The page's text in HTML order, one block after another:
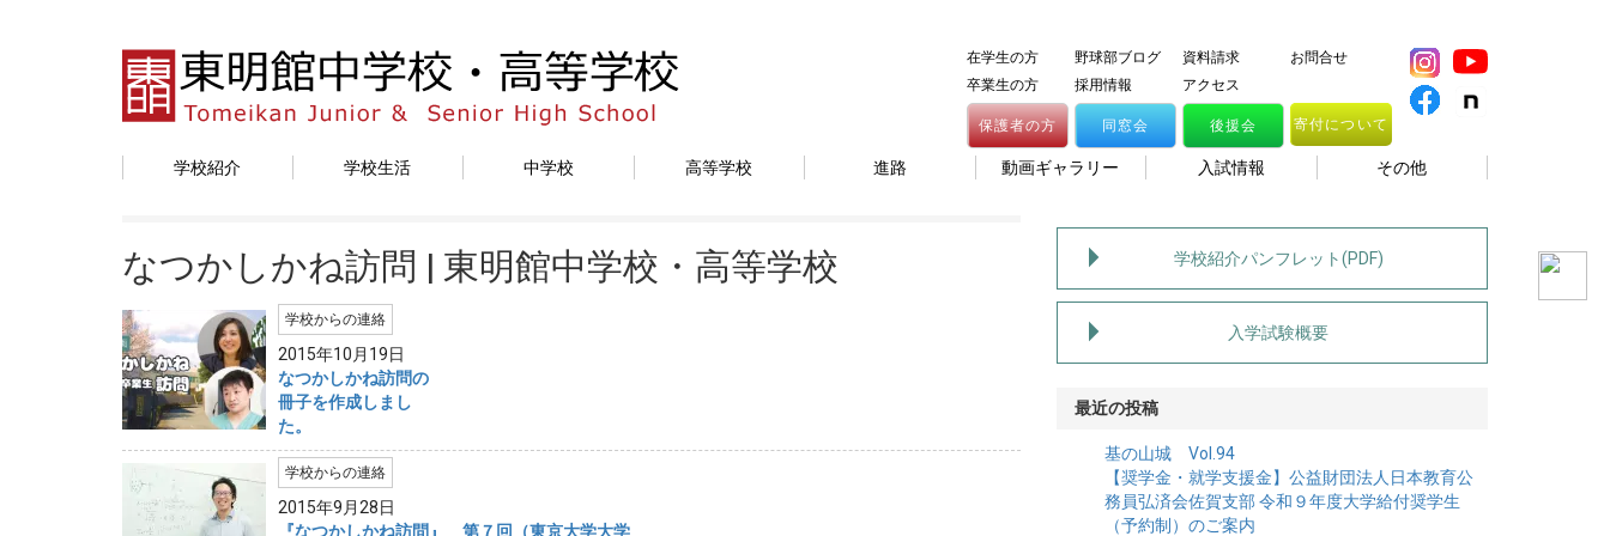
在学生の方 野球部ブログ 資料請求
お問合せ
卒業生の方
採用情報 アクセス
保護者の方 同窓会 後援会 寄付について
学校紹介 学校生活 中学校 高等学校 進路 動画ギャラリー 入試情報 その他
なつかしかね訪問 | 東明館中学校・高等学校
学校からの連絡
2015年10月19日
なつかしかね訪問の
冊子を作成しまし
た。
学校からの連絡
2015年9月28日
『なつかしかね訪問』 第７回（東京大学大学
学校紹介パンフレット(PDF)
入学試験概要
最近の投稿
基の山城 Vol.94
【奨学金・就学支援金】公益財団法人日本教育公
務員弘済会佐賀支部 令和９年度大学給付奨学生
（予約制）のご案内